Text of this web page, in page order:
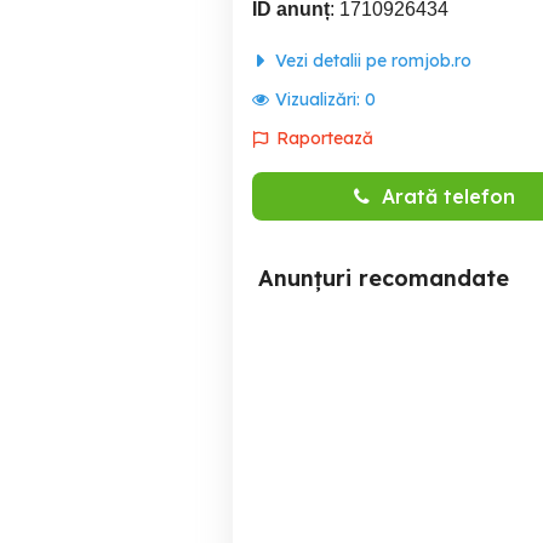
ID anunț: 1710926434
Vezi detalii pe romjob.ro
Vizualizări: 0
Raportează
Arată telefon
Anunțuri recomandate